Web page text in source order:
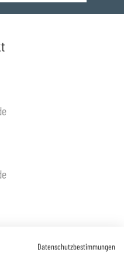
Datenschutzbestimmungen